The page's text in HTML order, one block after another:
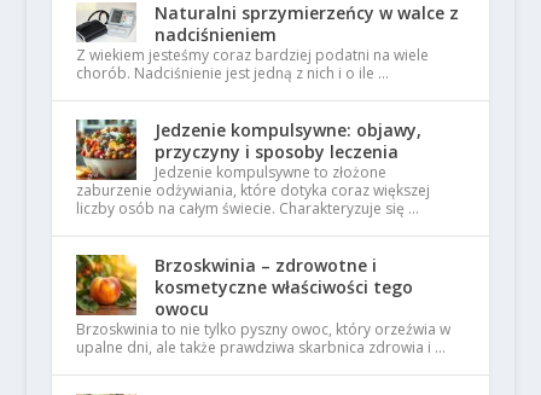
Naturalni sprzymierzeńcy w walce z
nadciśnieniem
Z wiekiem jesteśmy coraz bardziej podatni na wiele
chorób. Nadciśnienie jest jedną z nich i o ile …
Jedzenie kompulsywne: objawy,
przyczyny i sposoby leczenia
Jedzenie kompulsywne to złożone
zaburzenie odżywiania, które dotyka coraz większej
liczby osób na całym świecie. Charakteryzuje się …
Brzoskwinia – zdrowotne i
kosmetyczne właściwości tego
owocu
Brzoskwinia to nie tylko pyszny owoc, który orzeźwia w
upalne dni, ale także prawdziwa skarbnica zdrowia i …